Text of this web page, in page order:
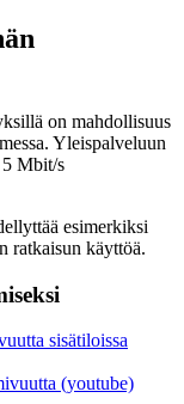
on mahdollisuus
Yleispalveluun
Mbit/s
esimerkiksi
ratkaisun käyttöä.
sisätiloissa
(youtube)